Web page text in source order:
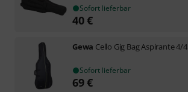
Sofort lieferbar
40€
Gewa Cello Gig Bag Aspirante 4/4
Sofort lieferbar
69€